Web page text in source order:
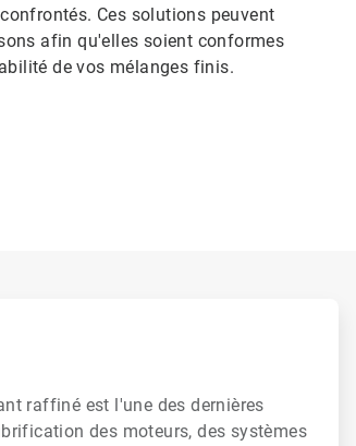
Ces solutions peuvent
afin qu'elles soient conformes
de vos mélanges finis.
raffiné est l'une des dernières
des moteurs, des systèmes